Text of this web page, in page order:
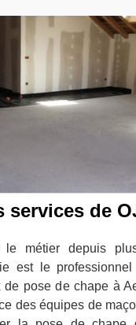
services de
le métier depuis
est le
de pose de chape à
des équipes de